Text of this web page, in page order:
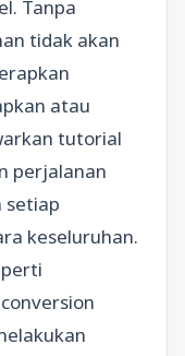
Tanpa
tidak akan
atau
tutorial
perjalanan
setiap
keseluruhan.